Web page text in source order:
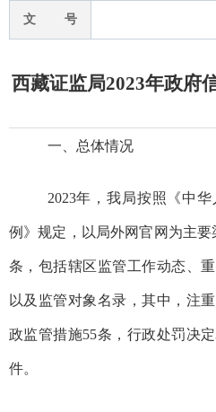
文 号
西藏证监局2023年政府
一、总体情况
2023年，我局按照《中
例》规定，以局外网官网为主
条，包括辖区监管工作动态、
以及监管对象名录 ，其中， 注重
政监管措施55条 ，行政处罚决
件。